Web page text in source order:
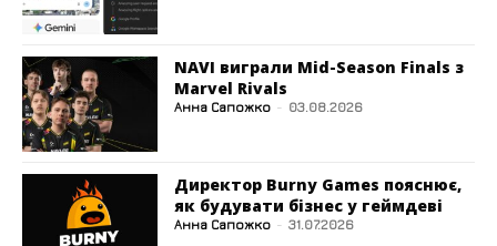
NAVI виграли Mid-Season Finals з
Marvel Rivals
Анна Сапожко - 03.08.2026
Директор Burny Games пояснює,
як будувати бізнес у геймдеві
Анна Сапожко - 31.07.2026